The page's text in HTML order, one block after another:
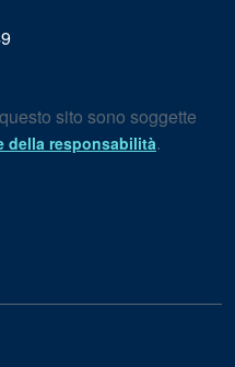
sito sono soggette
della responsabilità.